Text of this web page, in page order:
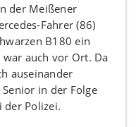
der Meißener
Fahrer (86)
B180 ein
auch vor Ort. Da
auseinander
in der Folge
der Polizei.